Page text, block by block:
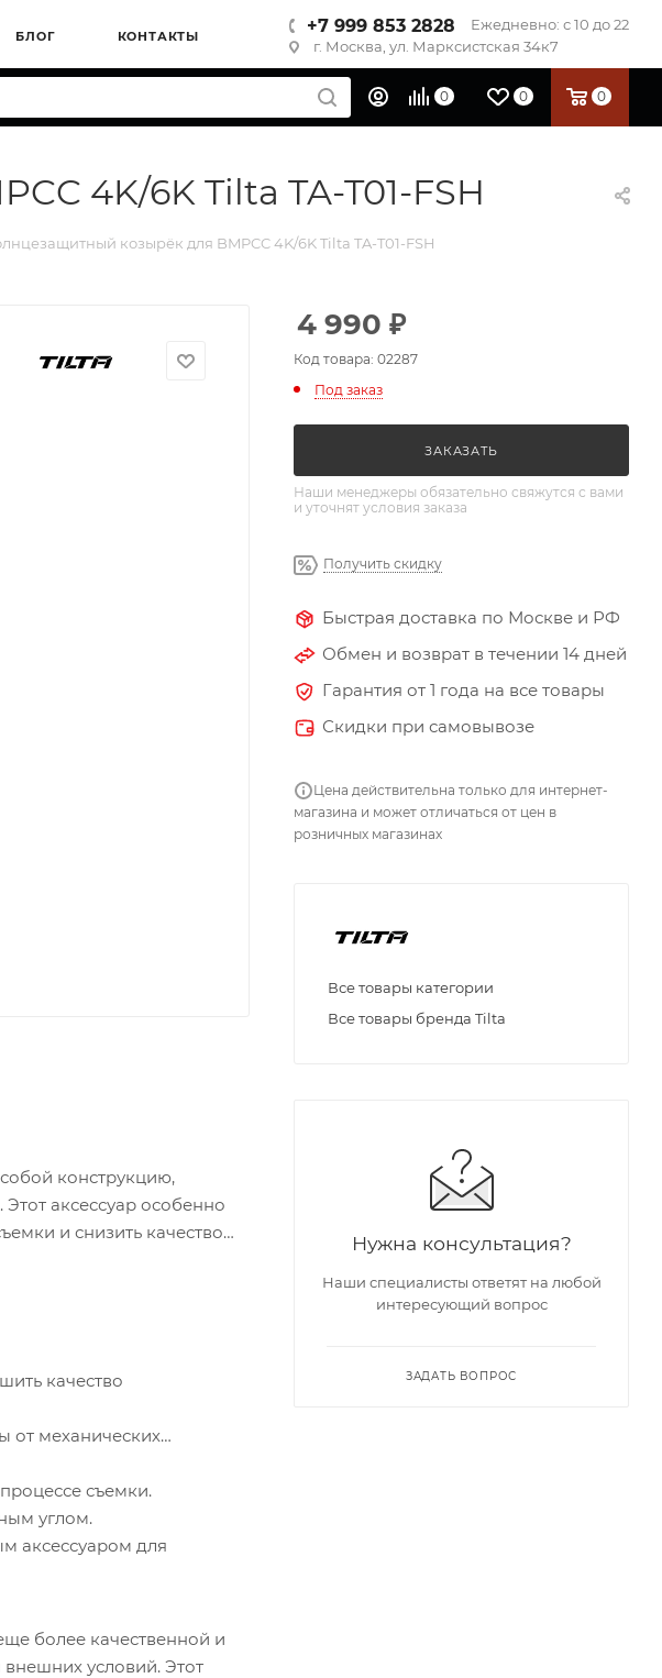
БЛОГ КОНТАКТЫ
+7 999 853 2828
Ежедневно: с 10 до 22
г. Москва, ул. Марксистская 34к7
0 0 0
4K/6K Tilta TA-T01-FSH
козырёк для BMPCC 4K/6K Tilta TA-T01-FSH
конструкцию,
аксессуар особенно
и снизить качество
качество
от механических
съемки.
углом.
аксессуаром для
более качественной и
условий. Этот
4 990 ₽
Код товара: 02287
Под заказ
ЗАКАЗАТЬ
Наши менеджеры обязательно свяжутся с вами
и уточнят условия заказа
Получить скидку
Быстрая доставка по Москве и РФ
Обмен и возврат в течении 14 дней
Гарантия от 1 года на все товары
Скидки при самовывозе
Цена действительна только для интернет-
магазина и может отличаться от цен в
розничных магазинах
Все товары категории
Все товары бренда Tilta
Нужна консультация?
Наши специалисты ответят на любой
интересующий вопрос
ЗАДАТЬ ВОПРОС